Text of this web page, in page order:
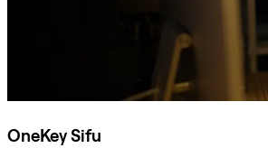
OneKey Sifu